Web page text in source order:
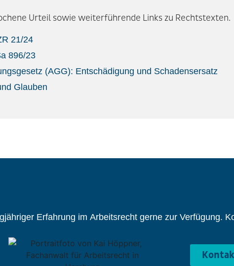
Urteil sowie weiterführende Links zu Rechtstexten.
21/24
896/23
(AGG): Entschädigung und Schadensersatz
Glauben
Erfahrung im Arbeitsrecht gerne zur Verfügung.